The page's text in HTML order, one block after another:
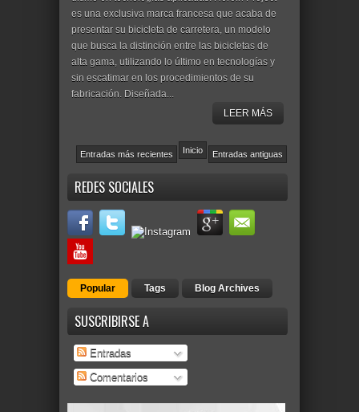
es una exclusiva marca francesa que acaba de
presentar su bicicleta de carretera, un modelo
que busca la distinción entre las bicicletas de
alta gama, utilizando lo último en tecnologías y
sin escatimar en los procedimientos de su
fabricación. Diseñada...
LEER MÁS
Entradas más recientes Entradas antiguas
Inicio
REDES SOCIALES
Popular Tags Blog Archives
SUSCRIBIRSE A
Entradas
Comentarios